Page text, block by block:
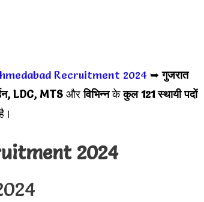
Recruitment 2024 ➥ गुजरात
LDC, MTS औरविभिन्नकेकुल 121 स्थायी पदों
2024